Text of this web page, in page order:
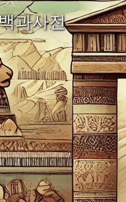
과사전